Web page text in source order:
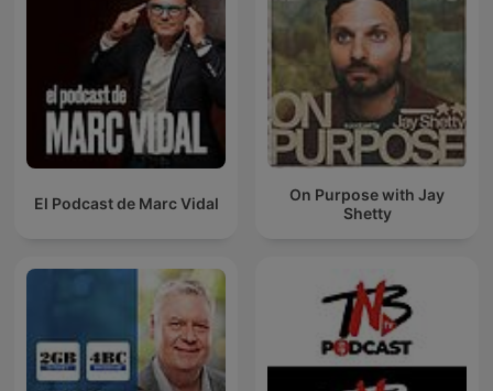
El Podcast de Marc Vidal
On Purpose with Jay
Shetty